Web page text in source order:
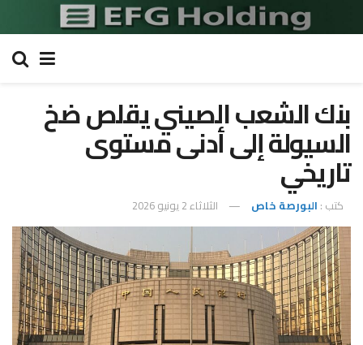
بنك الشعب الصيني يقلص ضخ
السيولة إلى أدنى مستوى
تاريخي
كتب : البورصة خاص الثلاثاء 2 يونيو 2026